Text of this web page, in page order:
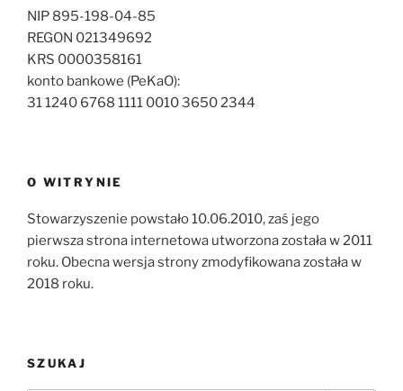
NIP 895-198-04-85
REGON 021349692
KRS 0000358161
konto bankowe (PeKaO):
31 1240 6768 1111 0010 3650 2344
O WITRYNIE
Stowarzyszenie powstało 10.06.2010, zaś jego
pierwsza strona internetowa utworzona została w 2011
roku. Obecna wersja strony zmodyfikowana została w
2018 roku.
SZUKAJ